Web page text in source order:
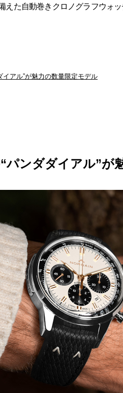
えた自動巻きクロノグラフウォ
イアル”が魅力の数量限定モデル
パンダダイアル”が